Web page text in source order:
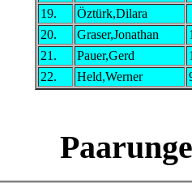
19.
Öztürk,Dilara
20.
Graser,Jonathan
21.
Pauer,Gerd
22.
Held,Werner